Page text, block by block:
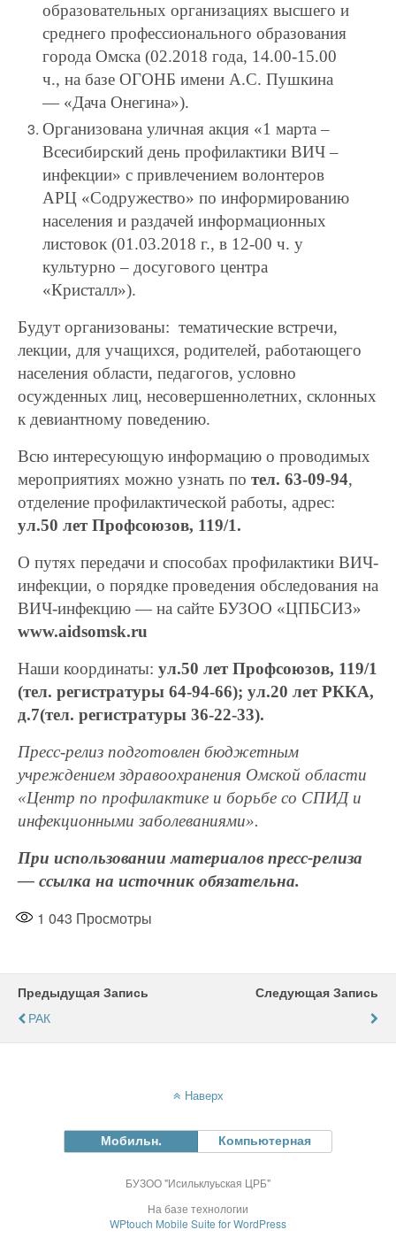
образовательных организациях высшего и
среднего профессионального образования
города Омска (02.2018 года, 14.00-15.00
ч., на базе ОГОНБ имени А.С. Пушкина
— «Дача Онегина»).
Организована уличная акция «1 марта –
Всесибирский день профилактики ВИЧ –
инфекции» с привлечением волонтеров
АРЦ «Содружество» по информированию
населения и раздачей информационных
листовок (01.03.2018 г., в 12-00 ч. у
культурно – досугового центра
«Кристалл»).
Будут организованы: тематические встречи,
лекции, для учащихся, родителей, работающего
населения области, педагогов, условно
осужденных лиц, несовершеннолетних, склонных
к девиантному поведению.
Всю интересующую информацию о проводимых
мероприятиях можно узнать по тел. 63-09-94,
отделение профилактической работы, адрес:
ул.50 лет Профсоюзов, 119/1.
О путях передачи и способах профилактики ВИЧ-
инфекции, о порядке проведения обследования на
ВИЧ-инфекцию — на сайте БУЗОО «ЦПБСИЗ»
www.aidsomsk.ru
Наши координаты: ул.50 лет Профсоюзов, 119/1
(тел. регистратуры 64-94-66); ул.20 лет РККА,
д.7(тел. регистратуры 36-22-33).
Пресс-релиз подготовлен бюджетным
учреждением здравоохранения Омской области
«Центр по профилактике и борьбе со СПИД и
инфекционными заболеваниями».
При использовании материалов пресс-релиза
— ссылка на источник обязательна.
1 043 Просмотры
Предыдущая Запись
РАК
Следующая Запись
Наверх
Мобильн. Компьютерная
БУЗОО "Исильклуьская ЦРБ"
На базе технологии
WPtouch Mobile Suite for WordPress